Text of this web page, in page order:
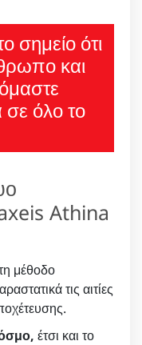
σημείο ότι
και
όλο το
Athina
μέθοδο
τις αιτίες
έτσι και το